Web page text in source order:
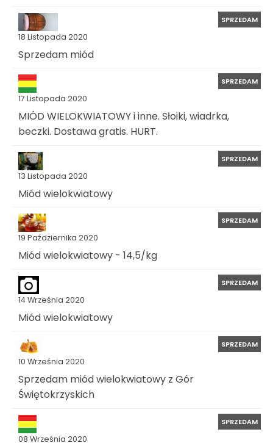
18 Listopada 2020
SPRZEDAM
Sprzedam miód
17 Listopada 2020
SPRZEDAM
MIÓD WIELOKWIATOWY i inne. Słoiki, wiadrka,
beczki. Dostawa gratis. HURT.
13 Listopada 2020
SPRZEDAM
Miód wielokwiatowy
19 Października 2020
SPRZEDAM
Miód wielokwiatowy - 14,5/kg
14 Września 2020
SPRZEDAM
Miód wielokwiatowy
10 Września 2020
SPRZEDAM
Sprzedam miód wielokwiatowy z Gór
Świętokrzyskich
08 Września 2020
SPRZEDAM